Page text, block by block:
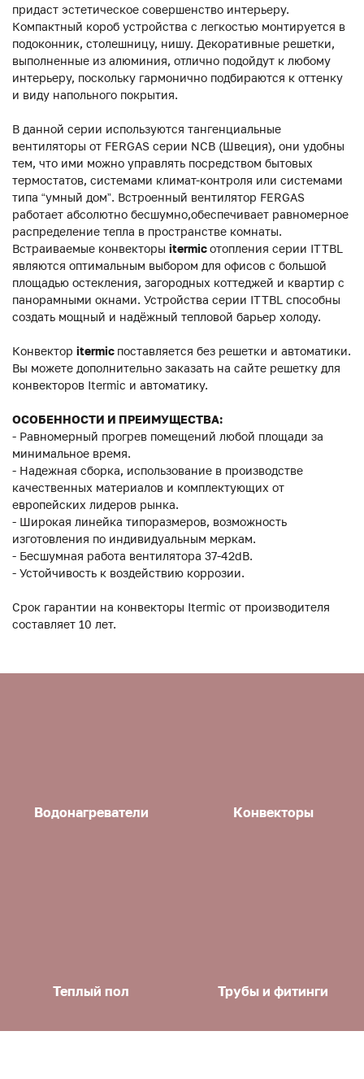
придаст эстетическое совершенство интерьеру.
Компактный короб устройства с легкостью монтируется в
подоконник, столешницу, нишу. Декоративные решетки,
выполненные из алюминия, отлично подойдут к любому
интерьеру, поскольку гармонично подбираются к оттенку
и виду напольного покрытия.
В данной серии используются тангенциальные
вентиляторы от FERGAS серии NCB (Швеция), они удобны
тем, что ими можно управлять посредством бытовых
термостатов, системами климат-контроля или системами
типа “умный дом”. Встроенный вентилятор FERGAS
работает абсолютно бесшумно,обеспечивает равномерное
распределение тепла в пространстве комнаты.
Встраиваемые конвекторы itermicотопления серии ITTBL
являются оптимальным выбором для офисов с большой
площадью остекления, загородных коттеджей и квартир с
панорамными окнами. Устройства серии ITTBL способны
создать мощный и надёжный тепловой барьер холоду.
Конвектор itermic поставляется без решетки и автоматики.
Вы можете дополнительно заказать на сайте решетку для
конвекторов Itermic и автоматику.
ОСОБЕННОСТИ И ПРЕИМУЩЕСТВА:
- Равномерный прогрев помещений любой площади за
минимальное время.
- Надежная сборка, использование в производстве
качественных материалов и комплектующих от
европейских лидеров рынка.
- Широкая линейка типоразмеров, возможность
изготовления по индивидуальным меркам.
- Бесшумная работа вентилятора 37-42dB.
- Устойчивость к воздействию коррозии.
Срок гарантии на конвекторы Itermic от производителя
составляет 10 лет.
Водонагреватели Конвекторы
Теплый пол Трубы и фитинги